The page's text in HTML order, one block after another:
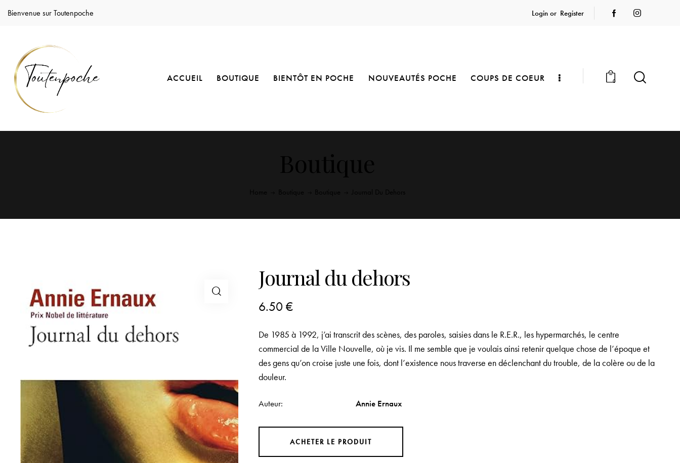
Bienvenue sur Toutenpoche Login or Register
ACCUEIL BOUTIQUE BIENTÔT EN POCHE NOUVEAUTÉS POCHE COUPS DE COEUR 0
Journal du dehors
6.50€
De 1985 à 1992, j’ai transcrit des scènes, des paroles, saisies dans le R.E.R., les hypermarchés, le centre
commercial de la Ville Nouvelle, où je vis. Il me semble que je voulais ainsi retenir quelque chose de l’époque et
des gens qu’on croise juste une fois, dont l’existence nous traverse en déclenchant du trouble, de la colère ou de la
douleur.
Auteur Annie Ernaux
ACHETER LE PRODUIT